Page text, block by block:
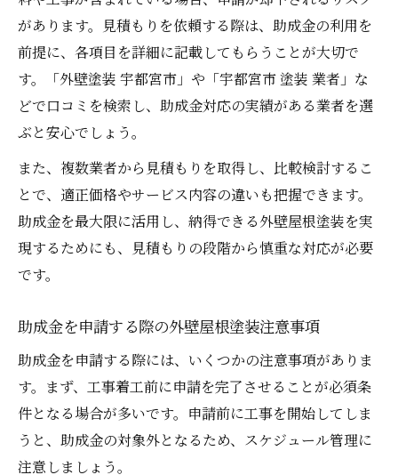
があります。見積もりを依頼する際は、助成金の利用を
前提に、各項目を詳細に記載してもらうことが大切で
す。「外壁塗装 宇都宮市」や「宇都宮市 塗装 業者」な
どで口コミを検索し、助成金対応の実績がある業者を選
ぶと安心でしょう。
また、複数業者から見積もりを取得し、比較検討するこ
とで、適正価格やサービス内容の違いも把握できます。
助成金を最大限に活用し、納得できる外壁屋根塗装を実
現するためにも、見積もりの段階から慎重な対応が必要
です。
助成金を申請する際の外壁屋根塗装注意事項
助成金を申請する際には、いくつかの注意事項がありま
す。まず、工事着工前に申請を完了させることが必須条
件となる場合が多いです。申請前に工事を開始してしま
うと、助成金の対象外となるため、スケジュール管理に
注意しましょう。